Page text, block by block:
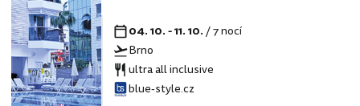
04. 10. - 11. 10./ 7 nocí
Brno
ultra all inclusive
blue-style.cz